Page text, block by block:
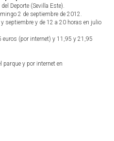
Deporte (Sevilla Este).
2 de septiembre de 2012.
septiembre y de 12 a 20 horas en julio
euros (por internet) y 11,95 y 21,95
parque y por internet en